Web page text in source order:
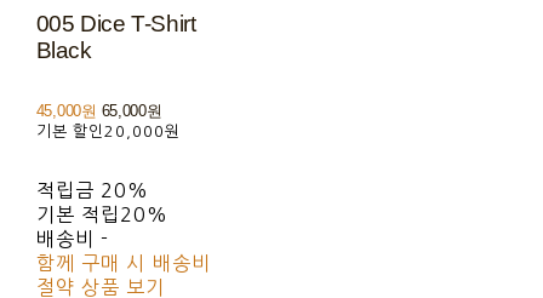
005 Dice T-Shirt
Black
45,000원 65,000원
기본 할인 20,000원
적립금 20%
기본 적립 20%
배송비-
함께 구매 시 배송비
절약 상품 보기